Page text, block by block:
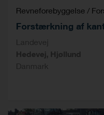
Revneforebyggelse /
Forstærkning af
Landevej
Hedevej, Hjøllund
Danmark